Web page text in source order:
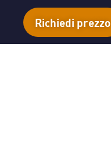
Richiedi prezzo